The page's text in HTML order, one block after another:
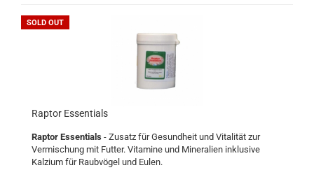
SOLD OUT
Raptor Essentials
Raptor Essentials - Zusatz für Gesundheit und Vitalität zur
Vermischung mit Futter. Vitamine und Mineralien inklusive
Kalzium für Raubvögel und Eulen.